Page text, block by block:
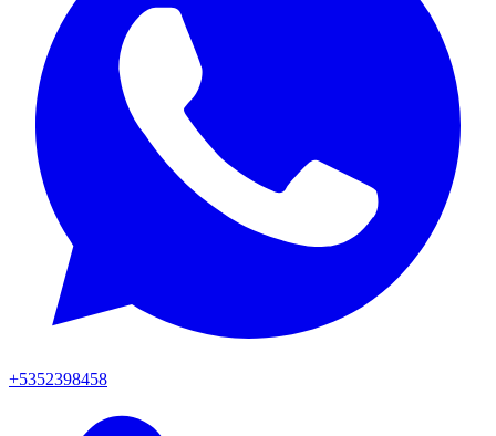
+5352398458